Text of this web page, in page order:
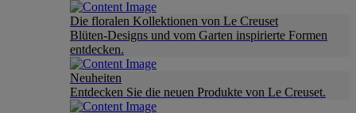
Die floralen Kollektionen von Le Creuset
Blüten-Designs und vom Garten inspirierte Formen
entdecken.
Neuheiten
Entdecken Sie die neuen Produkte von Le Creuset.